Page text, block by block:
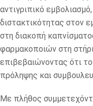
αντιγριπικό
διστακτικότητας στον
στη διακοπή
φαρμακοποιών στη
επιβεβαιώνοντας ότι
πρόληψης και
Με πλήθος